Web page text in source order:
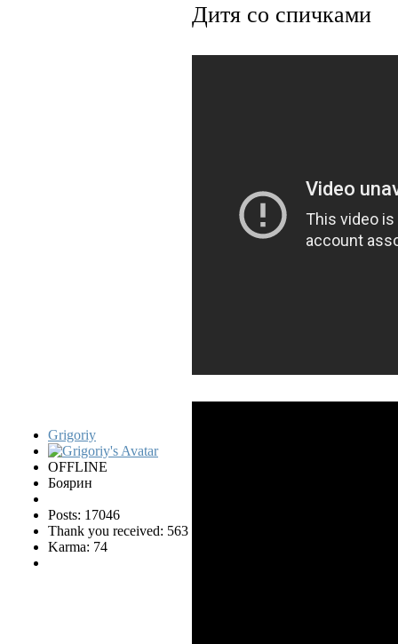
Grigoriy
OFFLINE
Боярин
Posts: 17046
Thank you received: 563
Karma: 74
Дитя со спичками